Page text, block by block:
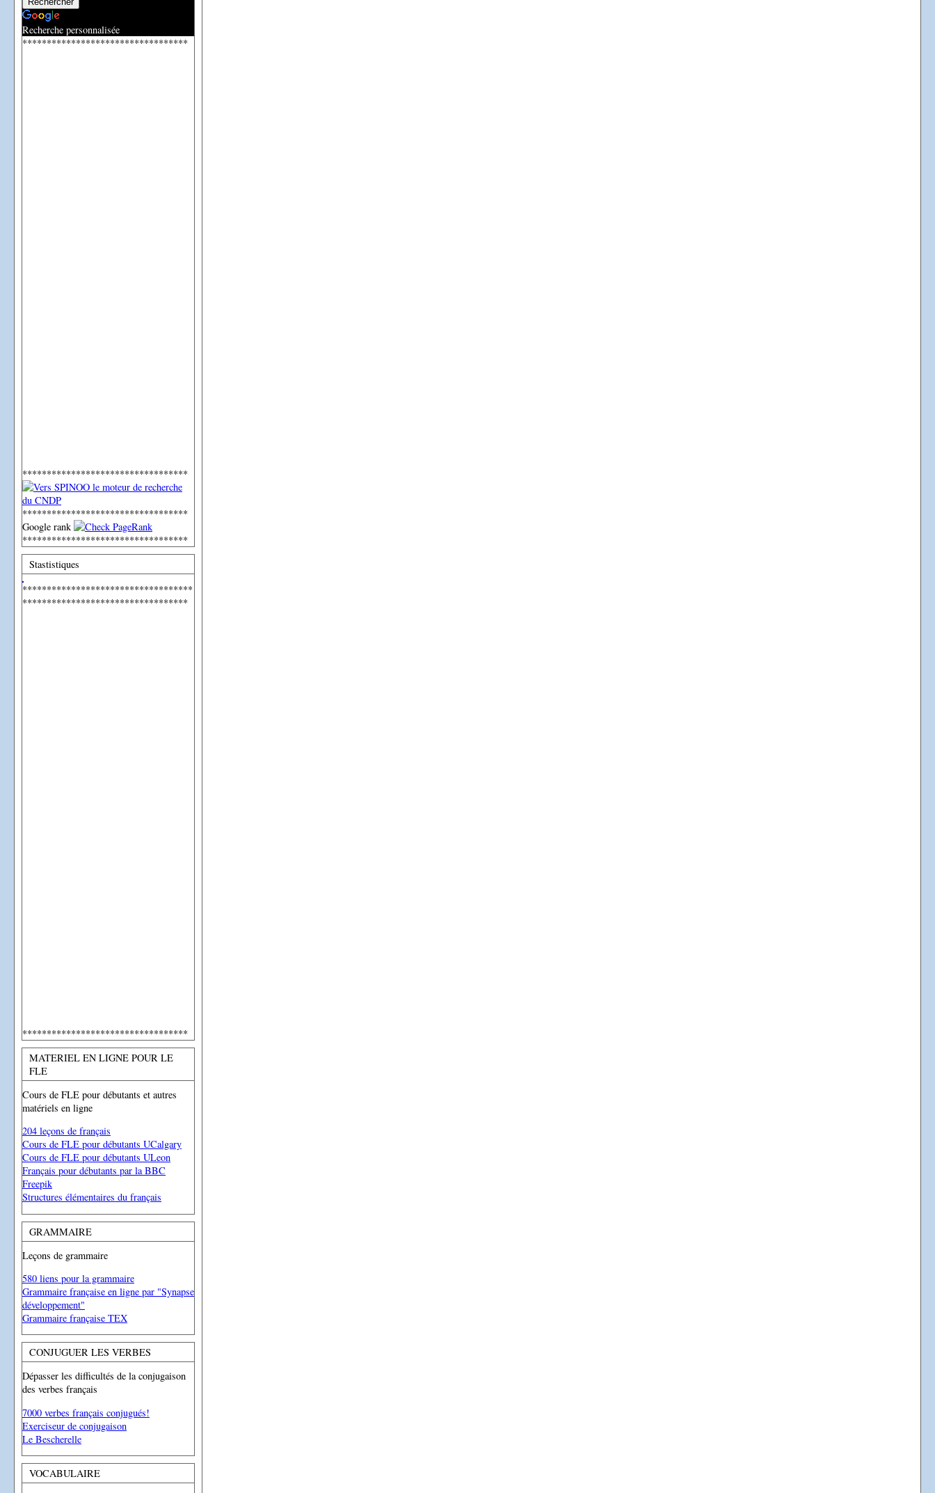
Recherche personnalisée
**********************************
**********************************
**********************************
Google rank
**********************************
Stastistiques
***********************************
**********************************
**********************************
MATERIEL EN LIGNE POUR LE
FLE
Cours de FLE pour débutants et autres
matériels en ligne
204 leçons de français
Cours de FLE pour débutants UCalgary
Cours de FLE pour débutants ULeon
Français pour débutants par la BBC
Freepik
Structures élémentaires du français
GRAMMAIRE
Leçons de grammaire
580 liens pour la grammaire
Grammaire française en ligne par "Synapse
développement"
Grammaire française TEX
CONJUGUER LES VERBES
Dépasser les difficultés de la conjugaison
des verbes français
7000 verbes français conjugués!
Exerciseur de conjugaison
Le Bescherelle
VOCABULAIRE